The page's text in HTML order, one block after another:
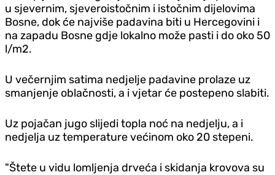
u sjevernim, sjeveroistočnim i istočnim dijelovima
Bosne, dok će najviše padavina biti u Hercegovini i
na zapadu Bosne gdje lokalno može pasti i do oko 50
l/m2.
U večernjim satima nedjelje padavine prolaze uz
smanjenje oblačnosti, a i vjetar će postepeno slabiti.
Uz pojačan jugo slijedi topla noć na nedjelju, a i
nedjelja uz temperature većinom oko 20 stepeni.
"Štete u vidu lomljenja drveća i skidanja krovova su